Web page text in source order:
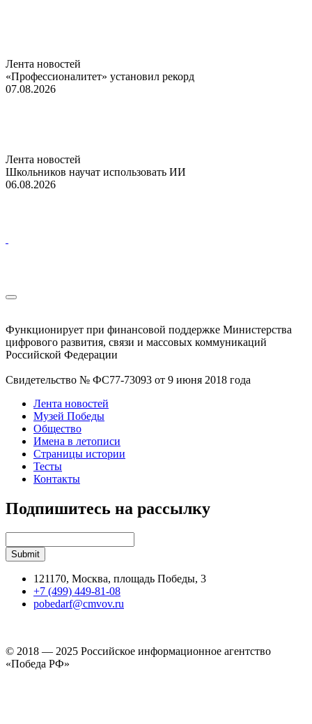
Лента новостей
«Профессионалитет» установил рекорд
07.08.2026
Лента новостей
Школьников научат использовать ИИ
06.08.2026
Функционирует при финансовой поддержке Министерства
цифрового развития, связи и массовых коммуникаций
Российской Федерации
Свидетельство № ФС77-73093 от 9 июня 2018 года
Лента новостей
Музей Победы
Общество
Имена в летописи
Страницы истории
Тесты
Контакты
Подпишитесь на рассылку
121170, Москва, площадь Победы, 3
+7 (499) 449-81-08
pobedarf@cmvov.ru
© 2018 — 2025 Российское информационное агентство
«Победа РФ»